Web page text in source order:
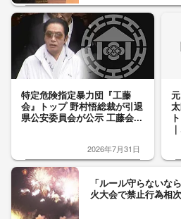
特定危険指定暴力団『工藤
会』トップ 野村悟総裁が引退
県公安委員会が公示 工藤会...
2026年7月31日
「ルール守らないな
火大会で禁止行為相